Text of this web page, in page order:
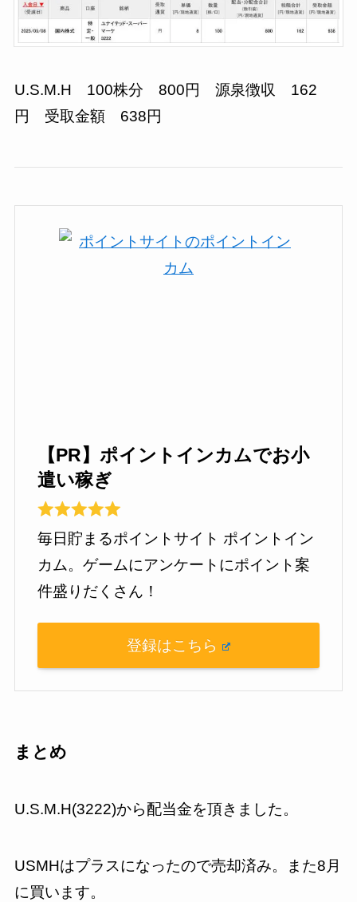
U.S.M.H 100株分 800円 源泉徴収 162
円 受取金額 638円
【PR】ポイントインカムでお小
遣い稼ぎ
毎日貯まるポイントサイト ポイントイン
カム。ゲームにアンケートにポイント案
件盛りだくさん！
登録はこちら
まとめ
U.S.M.H(3222)から配当金を頂きました。
USMHはプラスになったので売却済み。また8月
に買います。